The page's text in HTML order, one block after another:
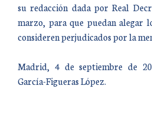
su redacción dada por Real
marzo, para que puedan alegar
consideren perjudicados por la
Madrid, 4 de septiembre de
García-Figueras López.